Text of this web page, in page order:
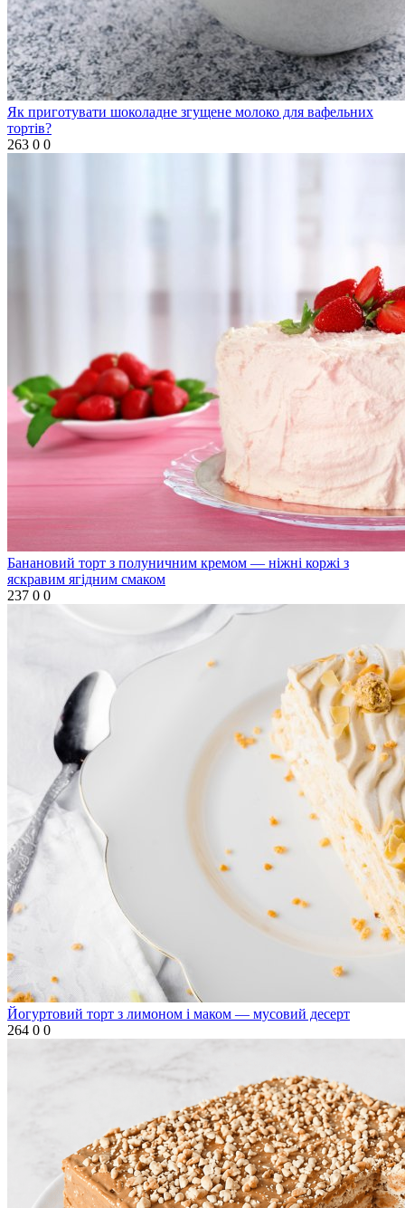
Як приготувати шоколадне згущене молоко для вафельних
тортів?
263 0 0
Банановий торт з полуничним кремом — ніжні коржі з
яскравим ягідним смаком
237 0 0
Йогуртовий торт з лимоном і маком — мусовий десерт
264 0 0